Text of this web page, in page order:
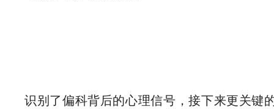
识别了偏科背后的心理信号，接下来更关键